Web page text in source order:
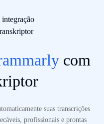
com
suas transcrições
profissionais e prontas